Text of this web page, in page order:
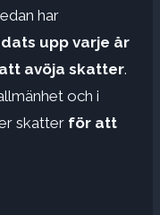
har
upp varje år
avöja skatter.
och i
skatter för att